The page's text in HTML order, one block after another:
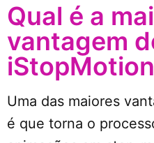
Qual é a
vantagem
Uma das maiores
é que torna o